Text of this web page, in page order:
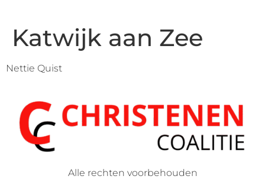
Katwijk aan Zee
Nettie Quist
Alle rechten voorbehouden